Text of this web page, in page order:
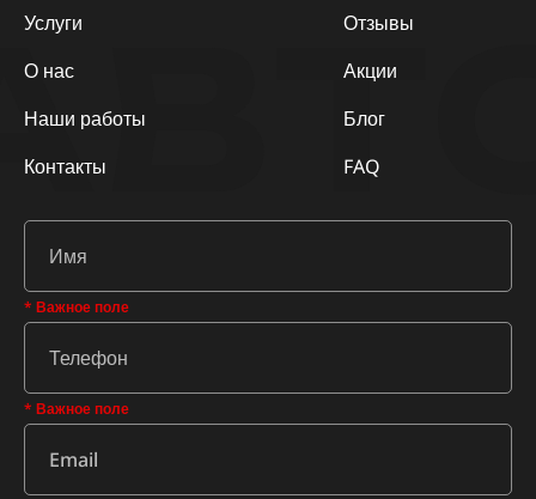
Услуги
О нас
Наши работы
Контакты
Отзывы
Акции
Блог
FAQ
* Важное поле
* Важное поле